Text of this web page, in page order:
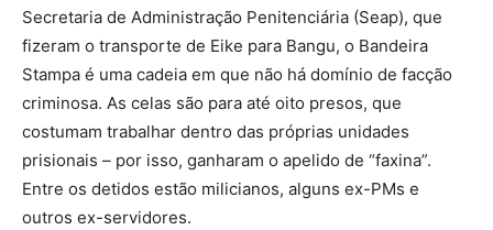
Secretaria de Administração Penitenciária (Seap), que
fizeram o transporte de Eike para Bangu, o Bandeira
Stampa é uma cadeia em que não há domínio de facção
criminosa. As celas são para até oito presos, que
costumam trabalhar dentro das próprias unidades
prisionais – por isso, ganharam o apelido de “faxina”.
Entre os detidos estão milicianos, alguns ex-PMs e
outros ex-servidores.